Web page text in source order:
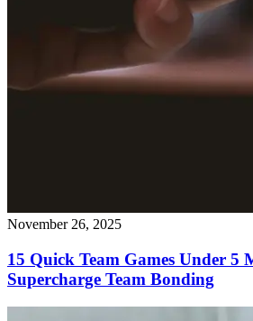
November 26, 2025
15 Quick Team Games Under 5
Supercharge Team Bonding